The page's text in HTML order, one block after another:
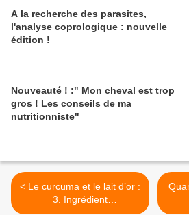
A la recherche des parasites,
l'analyse coprologique : nouvelle
édition !
Nouveauté ! :" Mon cheval est trop
gros ! Les conseils de ma
nutritionniste"
< Le curcuma et le lait d’or :
3. Ingrédient
complémentaire